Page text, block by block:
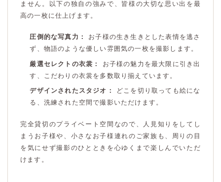
ません。以下の独自の強みで、皆様の大切な思い出を最
高の一枚に仕上げます。
圧倒的な写真力：
お子様の生き生きとした表情を逃さ
ず、物語のような優しい雰囲気の一枚を撮影します。
厳選セレクトの衣裳：
お子様の魅力を最大限に引き出
す、こだわりの衣裳を多数取り揃えています。
デザインされたスタジオ：
どこを切り取っても絵にな
る、洗練された空間で撮影いただけます。
完全貸切のプライベート空間なので、人見知りをしてし
まうお子様や、小さなお子様連れのご家族も、周りの目
を気にせず撮影のひとときを心ゆくまで楽しんでいただ
けます。